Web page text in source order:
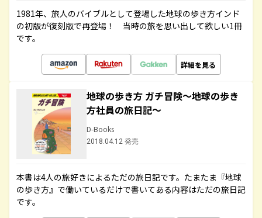
1981年、旅人のバイブルとして登場した地球の歩き方インド
の初版が復刻版で再登場！ 当時の旅を思い出して欲しい1冊
です。
詳細を見る
地球の歩き方 ガチ冒険～地球の歩き
方社員の旅日記～
D-Books
2018.04.12 発売
本書は4人の旅好きによるただの旅日記です。たまたま『地球
の歩き方』で働いているだけで書いてある内容はただの旅日記
です。